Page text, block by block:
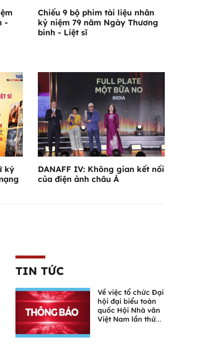
-
Chiếu 9 bộ phim tài liệu nhân
kỷ niệm 79 năm Ngày Thương
binh - Liệt sĩ
ký
DANAFF IV: Không gian kết nối
của điện ảnh châu Á
TIN TỨC
Về việc tổ chức Đại
hội đại biểu toàn
quốc Hội Nhà văn
Việt Nam lần thứ